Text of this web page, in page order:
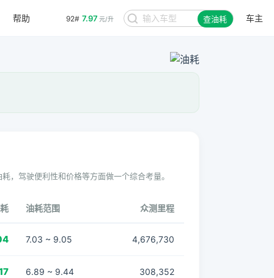
92# 7.97 元/升 查油耗 车主
帮助
，驾驶便利性和价格等方面做一个综合考量。
油耗范围 众测里程
7.03 ~ 9.05 4,676,730
6.89 ~ 9.44 308,352